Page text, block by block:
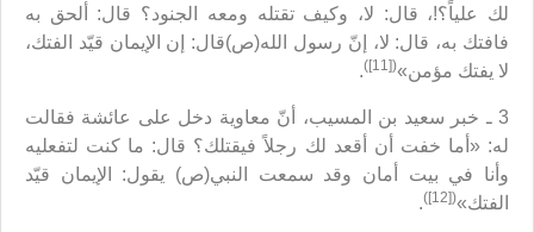
لك علياً؟!، قال: لا، وكيف تقتله ومعه الجنود؟ قال: ألحق به
فافتك به، قال: لا، إنّ رسول الله(ص)قال: إن الإيمان قيّد الفتك،
لا يفتك مؤمن»([11])
.
3 ـ خبر سعيد بن المسيب، أنّ معاوية دخل على عائشة فقالت
له: «أما خفت أن أقعد لك رجلاً فيقتلك؟ قال: ما كنت لتفعليه
وأنا في بيت أمان وقد سمعت النبي(ص) يقول: الإيمان قيّد
الفتك»([12])
.